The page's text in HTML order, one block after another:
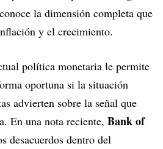
la dimensión completa que
y el crecimiento.
política monetaria le permite
oportuna si la situación
advierten sobre la señal que
En una nota reciente, Bank of
desacuerdos dentro del